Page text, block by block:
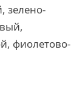
зелено-
фиолетово-